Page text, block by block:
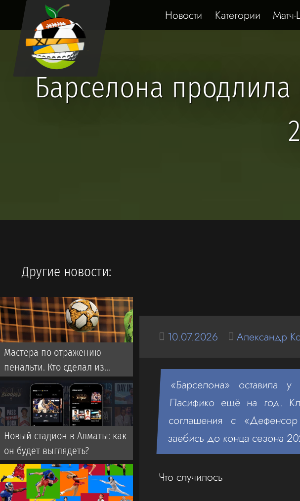
Новости Категории
Барселона
10.07.2026 Александр
«Барселона» оставила у
Пасифико ещё на год.
соглашения с
заебись до конца сезона
Что случилось
Другие новости:
Мастера по отражению
пенальти. Кто сделал из
вратарей «Кайрата»
ментальных монстров
Новый стадион в Алматы: как
он будет выглядеть?